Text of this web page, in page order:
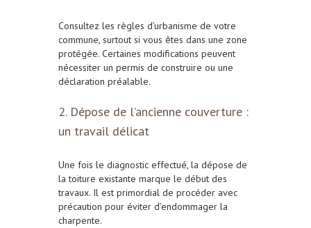
Consultez les règles d’urbanisme de votre
commune, surtout si vous êtes dans une zone
protégée. Certaines modifications peuvent
nécessiter un permis de construire ou une
déclaration préalable.
2. Dépose de l’ancienne couverture :
un travail délicat
Une fois le diagnostic effectué, la dépose de
la toiture existante marque le début des
travaux. Il est primordial de procéder avec
précaution pour éviter d’endommager la
charpente.